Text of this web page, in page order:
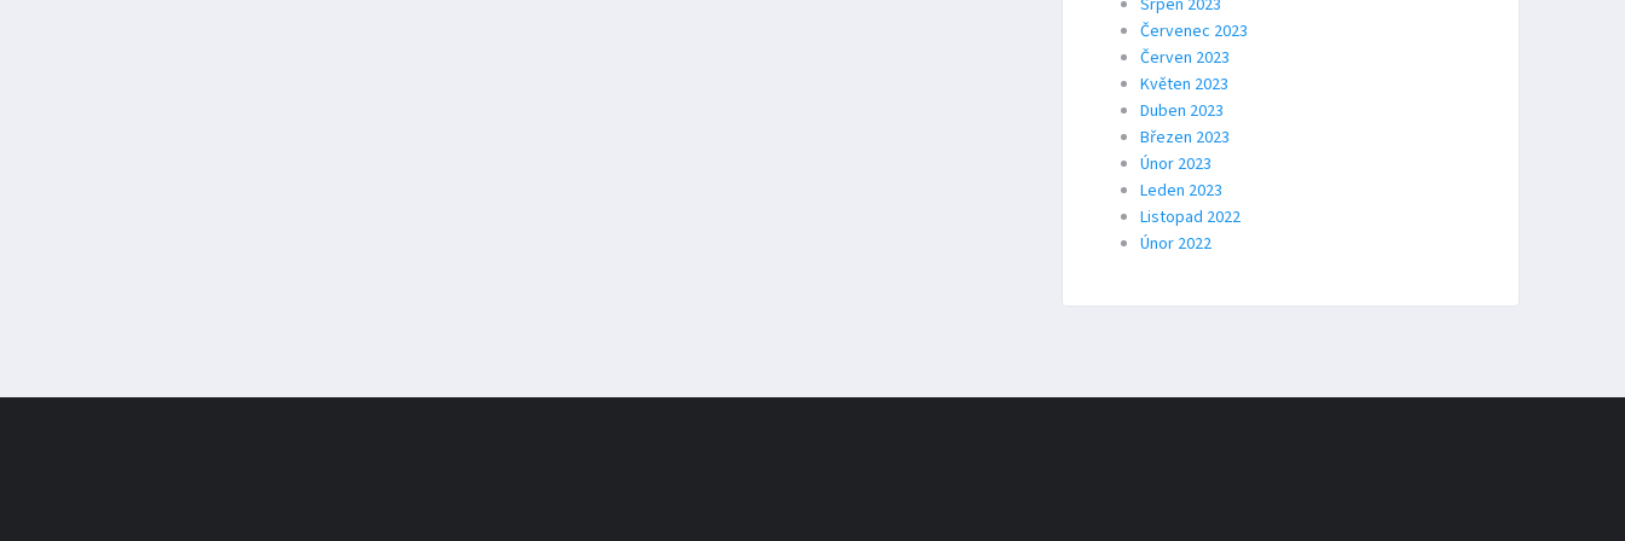
Srpen 2023
Červenec 2023
Červen 2023
Květen 2023
Duben 2023
Březen 2023
Únor 2023
Leden 2023
Listopad 2022
Únor 2022